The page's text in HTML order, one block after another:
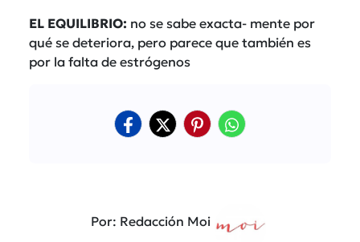
EL EQUILIBRIO: no se sabe exacta- mente por
qué se deteriora, pero parece que también es
por la falta de estrógenos
Por: Redacción Moi